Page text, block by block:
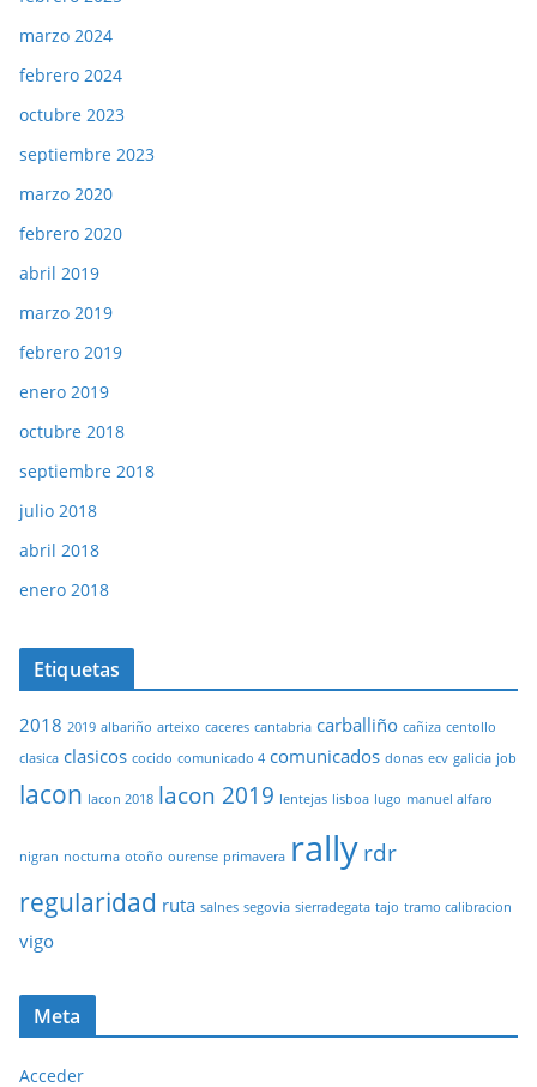
marzo 2024
febrero 2024
octubre 2023
septiembre 2023
marzo 2020
febrero 2020
abril 2019
marzo 2019
febrero 2019
enero 2019
octubre 2018
septiembre 2018
julio 2018
abril 2018
enero 2018
Etiquetas
2018 2019 albariño arteixo caceres cantabria carballiño cañiza centollo
clasica clasicos cocido comunicado 4 comunicados donas ecv galicia job
lacon lacon 2018 lacon 2019 lentejas lisboa lugo manuel alfaro
nigran nocturna otoño ourense primavera rallyrdr
regularidad ruta salnes segovia sierradegata tajo tramo calibracion
vigo
Meta
Acceder